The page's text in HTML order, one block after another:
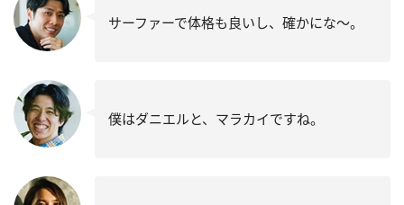
サーファーで体格も良いし、確かにな〜。
僕はダニエルと、マラカイですね。